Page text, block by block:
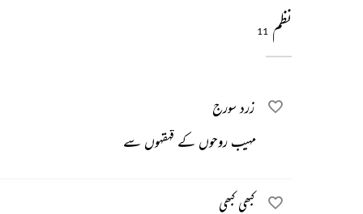
نظم 11
زرد سورج
مہیب روحوں کے قہقہوں سے
کبھی کبھی